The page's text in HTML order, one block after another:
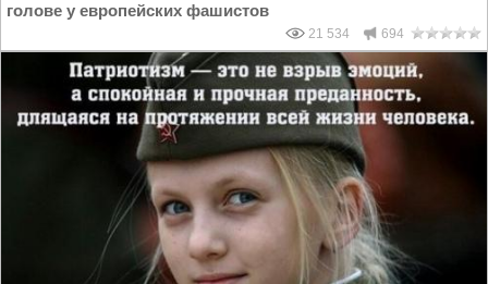
голове у европейских фашистов
21 534 694